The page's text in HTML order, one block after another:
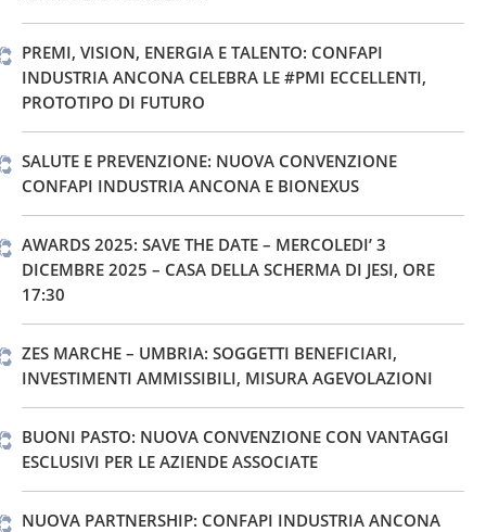
PREMI, VISION, ENERGIA E TALENTO: CONFAPI
INDUSTRIA ANCONA CELEBRA LE #PMI ECCELLENTI,
PROTOTIPO DI FUTURO
SALUTE E PREVENZIONE: NUOVA CONVENZIONE
CONFAPI INDUSTRIA ANCONA E BIONEXUS
AWARDS 2025: SAVE THE DATE – MERCOLEDI’ 3
DICEMBRE 2025 – CASA DELLA SCHERMA DI JESI, ORE
17:30
ZES MARCHE – UMBRIA: SOGGETTI BENEFICIARI,
INVESTIMENTI AMMISSIBILI, MISURA AGEVOLAZIONI
BUONI PASTO: NUOVA CONVENZIONE CON VANTAGGI
ESCLUSIVI PER LE AZIENDE ASSOCIATE
NUOVA PARTNERSHIP: CONFAPI INDUSTRIA ANCONA